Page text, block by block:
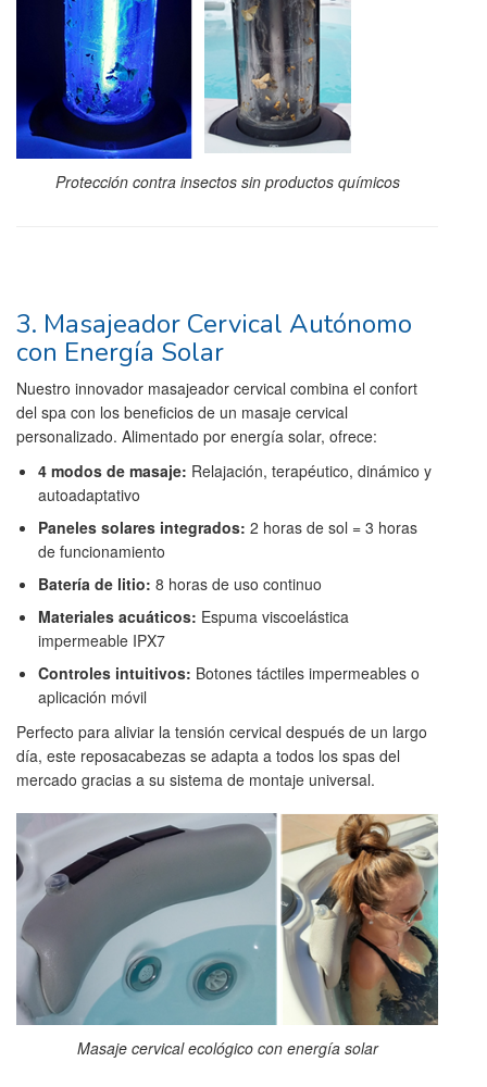
Protección contra insectos sin productos químicos
3. Masajeador Cervical Autónomo
con Energía Solar
Nuestro innovador masajeador cervical combina el confort
del spa con los beneficios de un masaje cervical
personalizado. Alimentado por energía solar, ofrece:
4 modos de masaje: Relajación, terapéutico, dinámico y
autoadaptativo
Paneles solares integrados: 2 horas de sol = 3 horas
de funcionamiento
Batería de litio: 8 horas de uso continuo
Materiales acuáticos: Espuma viscoelástica
impermeable IPX7
Controles intuitivos: Botones táctiles impermeables o
aplicación móvil
Perfecto para aliviar la tensión cervical después de un largo
día, este reposacabezas se adapta a todos los spas del
mercado gracias a su sistema de montaje universal.
Masaje cervical ecológico con energía solar